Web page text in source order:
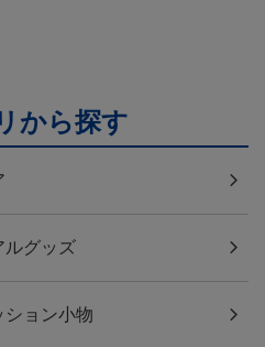
から探す
ルグッズ
ション小物